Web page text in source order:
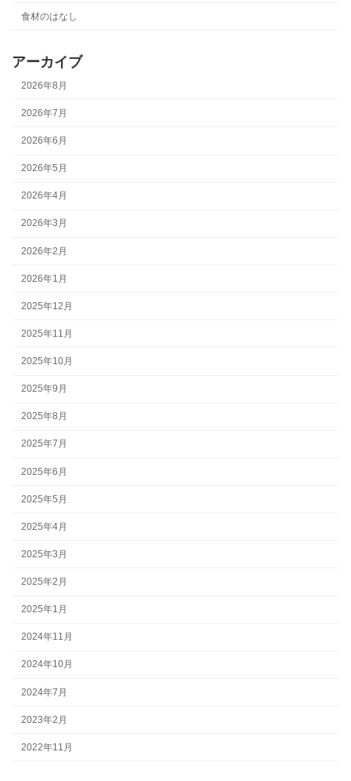
食材のはなし
アーカイブ
2026年8月
2026年7月
2026年6月
2026年5月
2026年4月
2026年3月
2026年2月
2026年1月
2025年12月
2025年11月
2025年10月
2025年9月
2025年8月
2025年7月
2025年6月
2025年5月
2025年4月
2025年3月
2025年2月
2025年1月
2024年11月
2024年10月
2024年7月
2023年2月
2022年11月